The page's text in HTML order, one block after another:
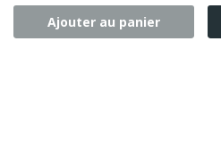
Ajouter au panier